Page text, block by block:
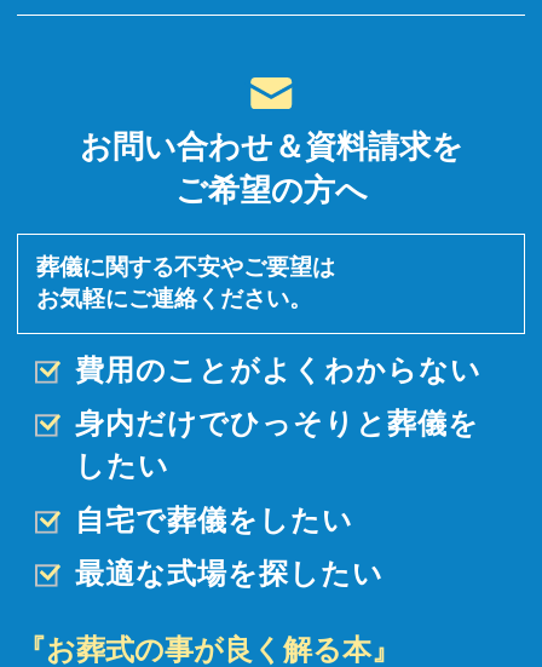
お問い合わせ＆資料請求を
ご希望の方へ
葬儀に関する不安やご要望は
お気軽にご連絡ください。
費用のことがよくわからない
身内だけでひっそりと 葬儀を
したい
自宅で葬儀をしたい
最適な式場を探したい
『お葬式の事が良く解る本』